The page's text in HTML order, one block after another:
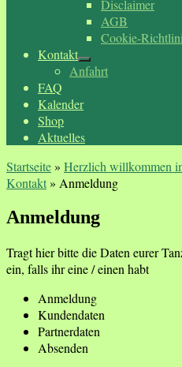
Disclaimer
AGB
Cookie-
Kontakt
Anfahrt
FAQ
Kalender
Shop
Aktuelles
Startseite» Herzlich willkommen
Kontakt» Anmeldung
Anmeldung
Tragt hier bitte die Daten eurer
ein, falls ihr eine / einen habt
Anmeldung
Kundendaten
Partnerdaten
Absenden